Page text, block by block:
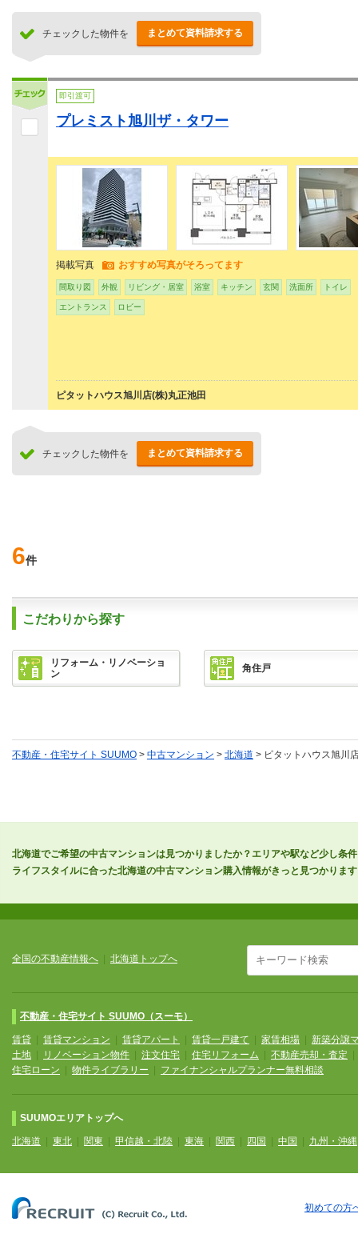
チェックした物件を まとめて資料請求する
即引渡可
プレミスト旭川ザ・タワー
掲載写真 おすすめ写真がそろってます
間取り図 外観 リビング・居室 浴室 キッチン 玄関 洗面所 トイレ
エントランス ロビー
ピタットハウス旭川店(株)丸正池田
チェックした物件を まとめて資料請求する
6件
こだわりから探す
リフォーム・リノベーショ
ン
角住戸
不動産・住宅サイト SUUMO > 中古マンション > 北海道 > ピタットハウス旭川
北海道でご希望の中古マンションは見つかりましたか？エリアや駅など少し条
ライフスタイルに合った北海道の中古マンション購入情報がきっと見つかりま
全国の不動産情報へ 北海道トップへ
不動産・住宅サイト SUUMO（スーモ）
賃貸 賃貸マンション 賃貸アパート 賃貸一戸建て 家賃相場
新築分譲
土地
リノベーション物件 注文住宅 住宅リフォーム 不動産売却・査定
住宅ローン
物件ライブラリー ファイナンシャルプランナー無料相談
SUUMOエリアトップへ
北海道 東北 関東 甲信越・北陸 東海 関西 四国 中国 九州・沖縄
初めての方